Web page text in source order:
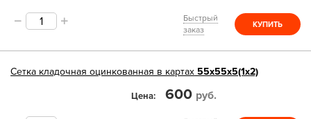
Быстрый
заказ
КУПИТЬ
Сетка кладочная оцинкованная в картах 55х55х5(1х2)
Цена 600 руб.